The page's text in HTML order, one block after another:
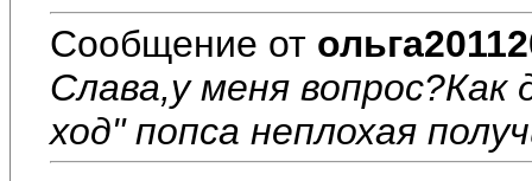
Сообщение от
Слава,у меня
ход" попса неплохая